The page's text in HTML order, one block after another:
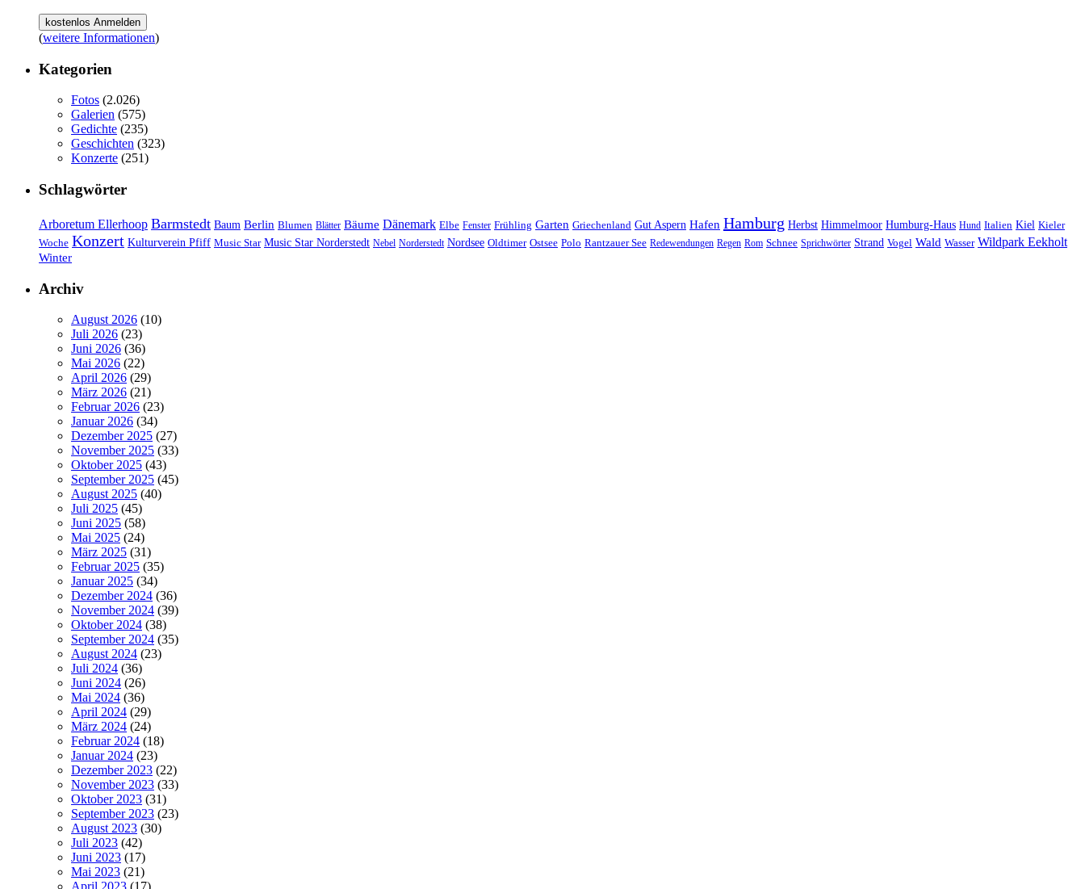
(weitere Informationen)
Kategorien
Fotos (2.026)
Galerien (575)
Gedichte (235)
Geschichten (323)
Konzerte (251)
Schlagwörter
Arboretum Ellerhoop Barmstedt Baum Berlin Blumen Blätter Bäume Dänemark Elbe Fenster Frühling Garten Griechenland Gut Aspern Hafen Hamburg Herbst Himmelmoor Humburg-Haus Hund Italien Kiel Kieler
Woche Konzert Kulturverein Pfiff Music Star Music Star Norderstedt Nebel Norderstedt Nordsee Oldtimer Ostsee Polo Rantzauer See Redewendungen Regen Rom Schnee Sprichwörter Strand Vogel Wald Wasser Wildpark Eekholt
Winter
Archiv
August 2026 (10)
Juli 2026 (23)
Juni 2026 (36)
Mai 2026 (22)
April 2026 (29)
März 2026 (21)
Februar 2026 (23)
Januar 2026 (34)
Dezember 2025 (27)
November 2025 (33)
Oktober 2025 (43)
September 2025 (45)
August 2025 (40)
Juli 2025 (45)
Juni 2025 (58)
Mai 2025 (24)
März 2025 (31)
Februar 2025 (35)
Januar 2025 (34)
Dezember 2024 (36)
November 2024 (39)
Oktober 2024 (38)
September 2024 (35)
August 2024 (23)
Juli 2024 (36)
Juni 2024 (26)
Mai 2024 (36)
April 2024 (29)
März 2024 (24)
Februar 2024 (18)
Januar 2024 (23)
Dezember 2023 (22)
November 2023 (33)
Oktober 2023 (31)
September 2023 (23)
August 2023 (30)
Juli 2023 (42)
Juni 2023 (17)
Mai 2023 (21)